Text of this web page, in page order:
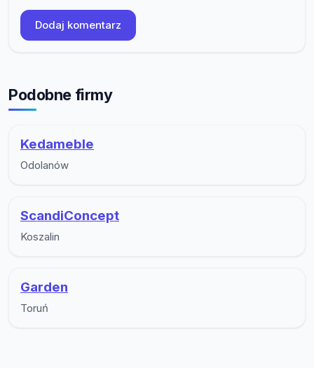
Dodaj komentarz
Podobne firmy
Kedameble
Odolanów
ScandiConcept
Koszalin
Garden
Toruń